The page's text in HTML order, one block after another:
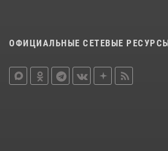
ОФИЦИАЛЬНЫЕ СЕТЕВЫЕ РЕСУРСЫ